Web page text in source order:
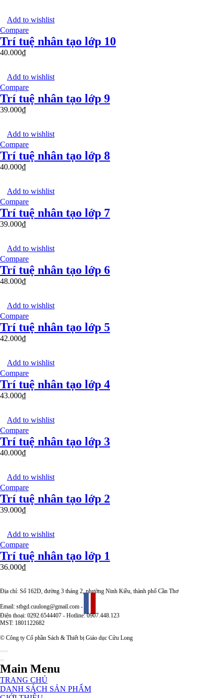
Add to wishlist
Compare
Trí tuệ nhân tạo lớp 10
40.000₫
Add to wishlist
Compare
Trí tuệ nhân tạo lớp 9
39.000₫
Add to wishlist
Compare
Trí tuệ nhân tạo lớp 8
40.000₫
Add to wishlist
Compare
Trí tuệ nhân tạo lớp 7
39.000₫
Add to wishlist
Compare
Trí tuệ nhân tạo lớp 6
48.000₫
Add to wishlist
Compare
Trí tuệ nhân tạo lớp 5
42.000₫
Add to wishlist
Compare
Trí tuệ nhân tạo lớp 4
43.000₫
Add to wishlist
Compare
Trí tuệ nhân tạo lớp 3
40.000₫
Add to wishlist
Compare
Trí tuệ nhân tạo lớp 2
39.000₫
Add to wishlist
Compare
Trí tuệ nhân tạo lớp 1
36.000₫
Địa chỉ: Số 162D, đường 3 tháng 2, phường Ninh Kiều, thành phố Cần Thơ
Email: stbgd.cuulong@gmail.com -
Điện thoại: 0292.6544407 - Hotline: 0907.448.123
MST: 1801122682
© Công ty Cổ phần Sách & Thiết bị Giáo dục Cửu Long
Main Menu
TRANG CHỦ
DANH SÁCH SẢN PHẨM